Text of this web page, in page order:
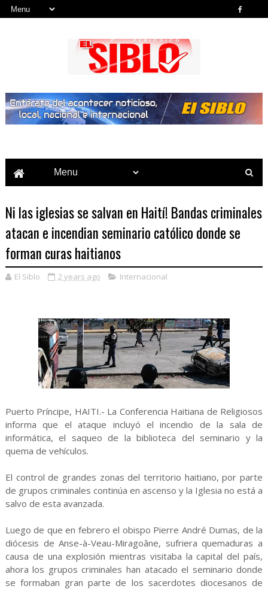
Ni las iglesias se salvan en Haití! Bandas criminales
atacan e incendian seminario católico donde se
forman curas haitianos
El Siblo 2 years ago Internacional
Puerto Príncipe, HAITI.- La Conferencia Haitiana de Religiosos
informa que el ataque incluyó el incendio de la sala de
informática, el saqueo de la biblioteca del seminario y la
quema de vehículos.
El control de grandes zonas del territorio haitiano, por parte
de grupos criminales continúa en ascenso y la Iglesia no está a
salvo de esta avanzada.
Luego de que en febrero el obispo Pierre André Dumas, de la
diócesis de Anse-à-Veau-Miragoâne, sufriera quemaduras a
causa de una explosión mientras visitaba la capital del país,
ahora los grupos criminales han atacado el seminario donde
se formaban gran parte de los sacerdotes diocesanos de